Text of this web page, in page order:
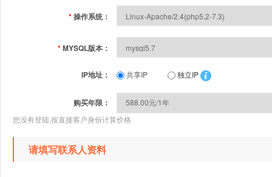
*操作系统：
*MYSQL版本：
IP地址： 共享IP 独立IP
购买年限：
您没有登陆,按直接客户身份计算价格
请填写联系人资料